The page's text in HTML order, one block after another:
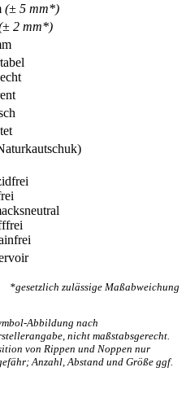
(± 5 mm*)
2 mm*)
*gesetzlich zulässige Maßabweichung
Abbildung nach
nicht maßstabsgerecht.
von Rippen und Noppen nur
Anzahl, Abstand und Größe ggf.